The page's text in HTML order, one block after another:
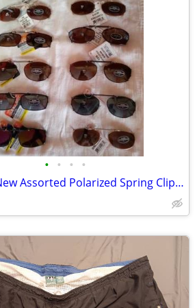
• • • •
12 Brand New Assorted Polarized Spring Clip-On Sunglass Lenses